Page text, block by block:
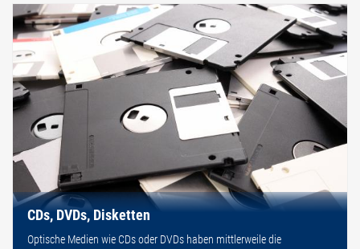
CDs, DVDs, Disketten
Optische Medien wie CDs oder DVDs haben mittlerweile die